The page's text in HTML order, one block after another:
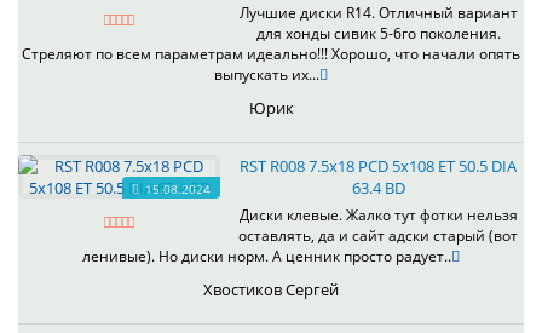
Лучшие диски R14. Отличный вариант
для хонды сивик 5-6го поколения.
Стреляют по всем параметрам идеально!!! Хорошо, что начали опять
выпускать их...
Юрик
15.08.2024
RST R008 7.5x18 PCD 5x108 ET 50.5 DIA
63.4 BD
Диски клевые. Жалко тут фотки нельзя
оставлять, да и сайт адски старый (вот
ленивые). Но диски норм. А ценник просто радует..
Хвостиков Сергей